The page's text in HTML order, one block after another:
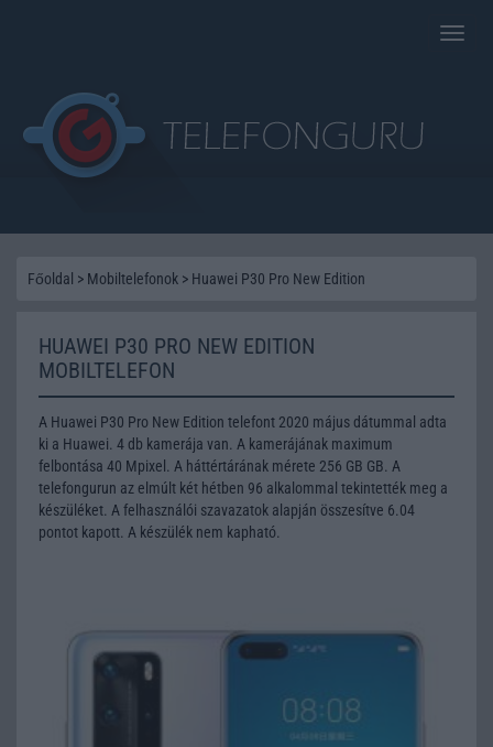
Toggle
Főoldal > Mobiltelefonok > Huawei P30 Pro New Edition
HUAWEI P30 PRO NEW EDITION
MOBILTELEFON
A Huawei P30 Pro New Edition telefont 2020 május dátummal adta
ki a Huawei. 4 db kamerája van. A kamerájának maximum
felbontása 40 Mpixel. A háttértárának mérete 256 GB GB. A
telefongurun az elmúlt két hétben 96 alkalommal tekintették meg a
készüléket. A felhasználói szavazatok alapján összesítve 6.04
pontot kapott. A készülék nem kapható.